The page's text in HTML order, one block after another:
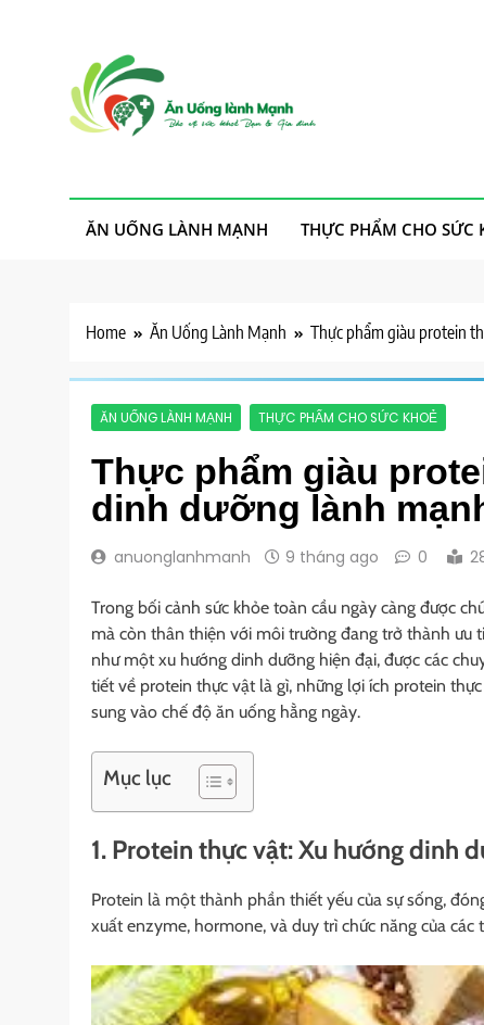
ĂN UỐNG LÀNH MẠNH THỰC PHẨM CHO SỨC
Home Ăn Uống Lành Mạnh Thực phẩm giàu protein
ĂN UỐNG LÀNH MẠNH THỰC PHẨM CHO SỨC KHOẺ
Thực phẩm giàu
dinh dưỡng lành
anuonglanhmanh 9 tháng ago 0
Trong bối cảnh sức khỏe toàn cầu ngày càng được
mà còn thân thiện với môi trường đang trở thành ưu
như một xu hướng dinh dưỡng hiện đại, được các
tiết về protein thực vật là gì, những lợi ích protein
sung vào chế độ ăn uống hằng ngày.
Mục lục
1. Protein thực vật: Xu hướng dinh
Protein là một thành phần thiết yếu của sự sống,
xuất enzyme, hormone, và duy trì chức năng của các